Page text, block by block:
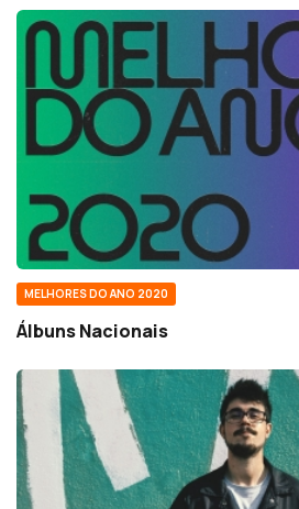
MELHORES DO ANO 2020
Álbuns Nacionais